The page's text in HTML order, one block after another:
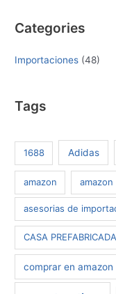
c
o
Categories
Importaciones (48)
Tags
1688 Adidas
amazon
asesorias de
CASA PREFABRICADA
comprar en amazon